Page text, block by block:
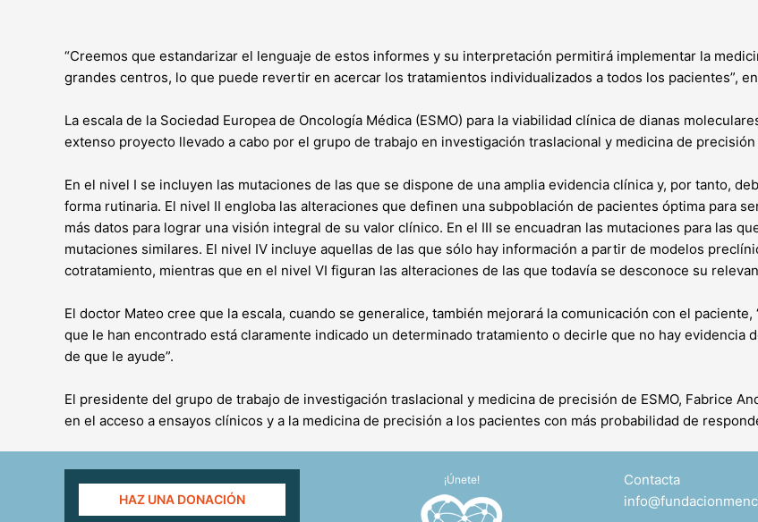
“Creemos que estandarizar el lenguaje de estos informes y su interpretación permitirá implementar la
grandes centros, lo que puede revertir en acercar los tratamientos individualizados a todos los pacientes”,
La escala de la Sociedad Europea de Oncología Médica (ESMO) para la viabilidad clínica de dianas
extenso proyecto llevado a cabo por el grupo de trabajo en investigación traslacional y medicina de precisión
En el nivel I se incluyen las mutaciones de las que se dispone de una amplia evidencia clínica y, por tanto,
forma rutinaria. El nivel II engloba las alteraciones que definen una subpoblación de pacientes óptima para
más datos para lograr una visión integral de su valor clínico. En el III se encuadran las mutaciones para las
mutaciones similares. El nivel IV incluye aquellas de las que sólo hay información a partir de modelos
cotratamiento, mientras que en el nivel VI figuran las alteraciones de las que todavía se desconoce su
El doctor Mateo cree que la escala, cuando se generalice, también mejorará la comunicación con el
que le han encontrado está claramente indicado un determinado tratamiento o decirle que no hay evidencia
de que le ­ayude”.
El presidente del grupo de trabajo de investigación traslacional y medicina de precisión de ­ESMO, Fabrice
en el acceso a ensayos clínicos y a la medicina de precisión a los pacientes con más probabilidad de
HAZ UNA DONACIÓN
¡Únete!
Contacta